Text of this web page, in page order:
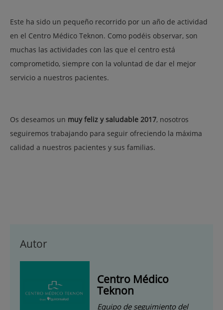
Este ha sido un pequeño recorrido por un año de actividad
en el Centro Médico Teknon. Como podéis observar, son
muchas las actividades con las que el centro está
comprometido, siempre con la voluntad de dar el mejor
servicio a nuestros pacientes.
Os deseamos un muy feliz y saludable 2017, nosotros
seguiremos trabajando para seguir ofreciendo la máxima
calidad a nuestros pacientes y sus familias.
Autor
Centro Médico
Teknon
Equipo de seguimiento del